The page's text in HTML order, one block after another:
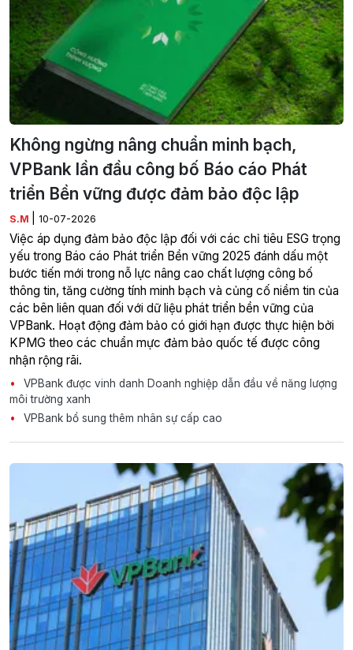
Không ngừng nâng chuẩn minh bạch,
VPBank lần đầu công bố Báo cáo Phát
triển Bền vững được đảm bảo độc lập
S.M 10-07-2026
Việc áp dụng đảm bảo độc lập đối với các chỉ tiêu ESG trọng
yếu trong Báo cáo Phát triển Bền vững 2025 đánh dấu một
bước tiến mới trong nỗ lực nâng cao chất lượng công bố
thông tin, tăng cường tính minh bạch và củng cố niềm tin của
các bên liên quan đối với dữ liệu phát triển bền vững của
VPBank. Hoạt động đảm bảo có giới hạn được thực hiện bởi
KPMG theo các chuẩn mực đảm bảo quốc tế được công
nhận rộng rãi.
VPBank được vinh danh Doanh nghiệp dẫn đầu về năng lượng
môi trường xanh
VPBank bổ sung thêm nhân sự cấp cao